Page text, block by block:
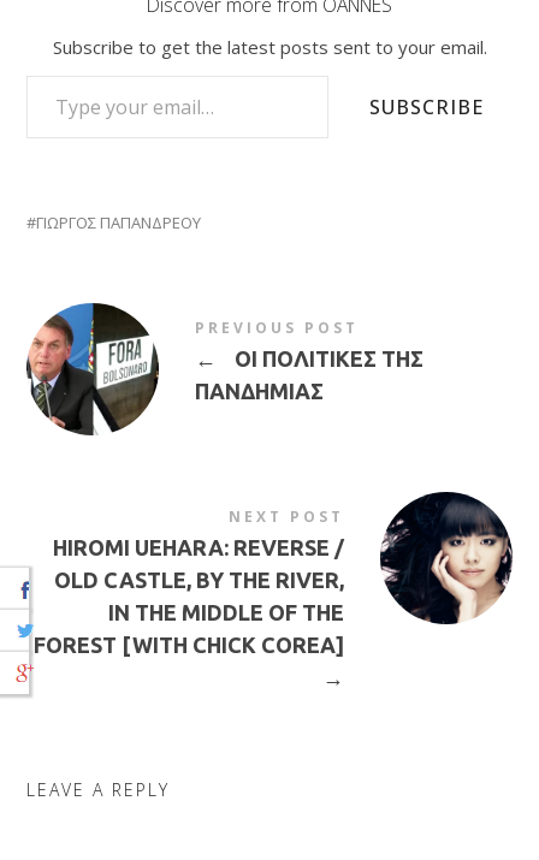
Subscribe to get the latest posts sent to your email.
TYPE YOUR EMAIL…
SUBSCRIBE
ΓΙΩΡΓΟΣ ΠΑΠΑΝΔΡΕΟΥ
PREVIOUS POST
←
ΟΙ ΠΟΛΙΤΙΚΕΣ ΤΗΣ
ΠΑΝΔΗΜΙΑΣ
NEXT POST
HIROMI UEHARA: REVERSE /
OLD CASTLE, BY THE RIVER,
IN THE MIDDLE OF THE
FOREST [WITH CHICK COREA]
→
LEAVE A REPLY